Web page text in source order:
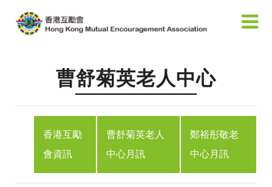
曹舒菊英老人中心
香港互勵
會資訊
曹舒菊英老人
中心月訊
鄭裕彤敬老
中心月訊